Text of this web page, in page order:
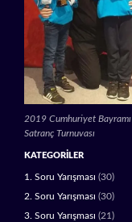
2019 Cumhuriyet Bayramı
Satranç Turnuvası
KATEGORILER
1. Soru Yarışması (30)
2. Soru Yarışması (30)
3. Soru Yarışması (21)